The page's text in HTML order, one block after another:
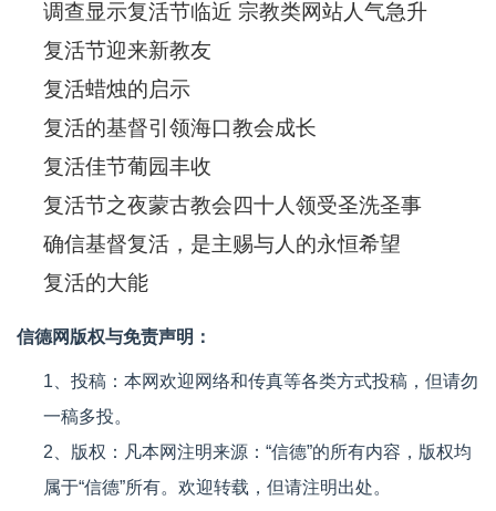
调查显示复活节临近 宗教类网站人气急升
复活节迎来新教友
复活蜡烛的启示
复活的基督引领海口教会成长
复活佳节葡园丰收
复活节之夜蒙古教会四十人领受圣洗圣事
确信基督复活，是主赐与人的永恒希望
复活的大能
信德网版权与免责声明：
1、投稿：本网欢迎网络和传真等各类方式投稿，但请勿
一稿多投。
2、版权：凡本网注明来源：“信德”的所有内容，版权均
属于“信德”所有。欢迎转载，但请注明出处。